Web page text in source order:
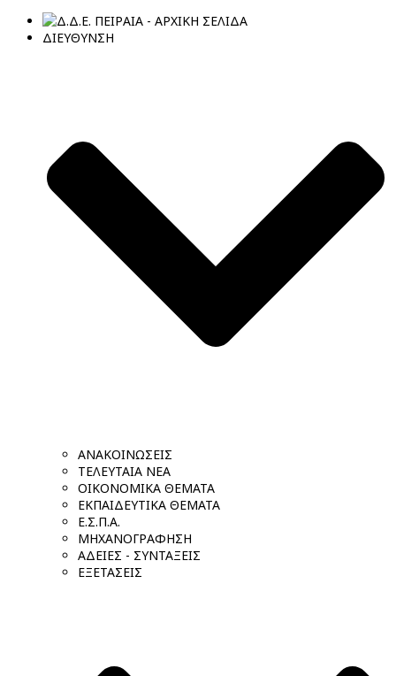
ΔΙΕΥΘΥΝΣΗ
ΑΝΑΚΟΙΝΩΣΕΙΣ
ΤΕΛΕΥΤΑΙΑ ΝΕΑ
ΟΙΚΟΝΟΜΙΚΑ ΘΕΜΑΤΑ
ΕΚΠΑΙΔΕΥΤΙΚΑ ΘΕΜΑΤΑ
Ε.Σ.Π.Α.
ΜΗΧΑΝΟΓΡΑΦΗΣΗ
ΑΔΕΙΕΣ - ΣΥΝΤΑΞΕΙΣ
ΕΞΕΤΑΣΕΙΣ